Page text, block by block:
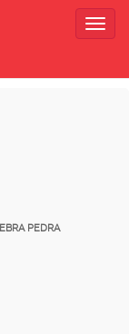
PEDRA